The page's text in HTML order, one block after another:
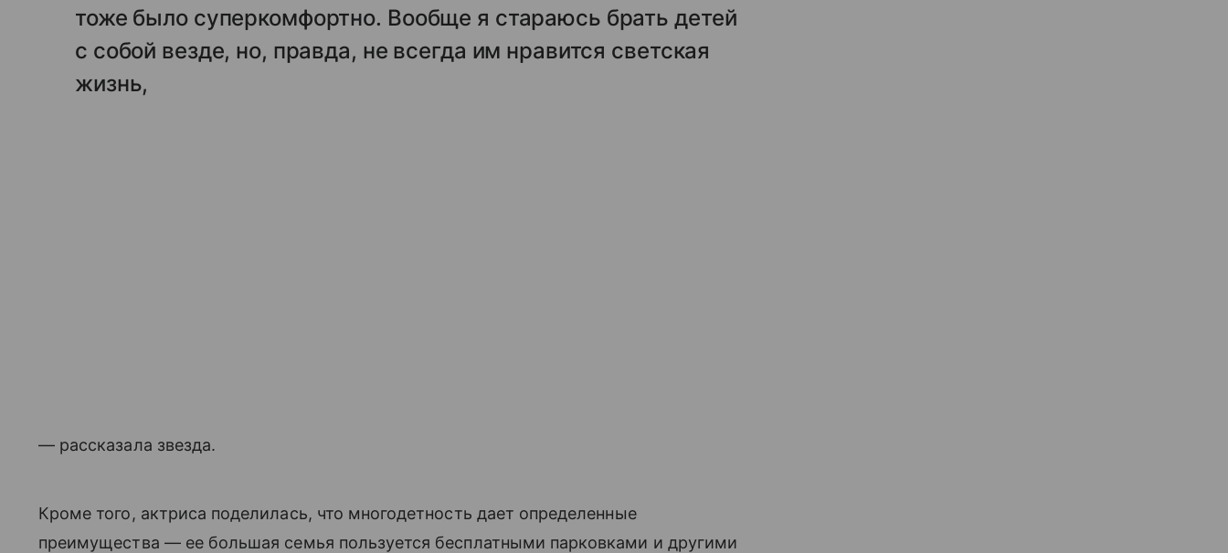
тоже было суперкомфортно. Вообще я стараюсь брать детей
с собой везде, но, правда, не всегда им нравится светская
жизнь,
— рассказала звезда.
Кроме того, актриса поделилась, что многодетность дает определенные
преимущества — ее большая семья пользуется бесплатными парковками и другими